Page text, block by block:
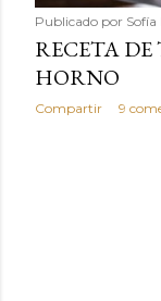
Publicado por
RECETA
HORNO
Compartir 9